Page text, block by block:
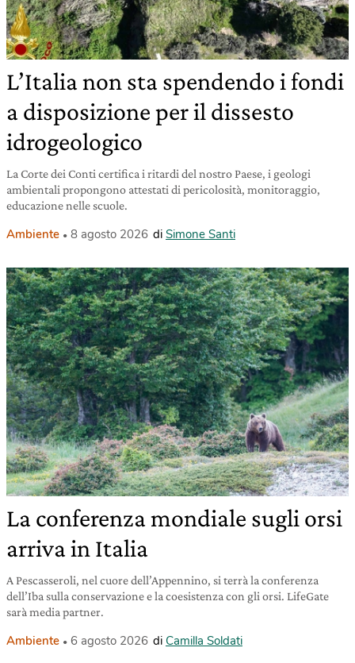
L’Italia non sta spendendo i fondi
a disposizione per il dissesto
idrogeologico
La Corte dei Conti certifica i ritardi del nostro Paese, i geologi
ambientali propongono attestati di pericolosità, monitoraggio,
educazione nelle scuole.
Ambiente 8 agosto 2026 di Simone Santi
La conferenza mondiale sugli orsi
arriva in Italia
A Pescasseroli, nel cuore dell’Appennino, si terrà la conferenza
dell’Iba sulla conservazione e la coesistenza con gli orsi. LifeGate
sarà media partner.
Ambiente 6 agosto 2026 di Camilla Soldati